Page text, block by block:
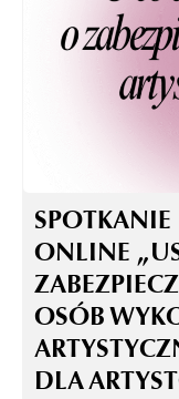
ONLINE
OSÓB
DLA